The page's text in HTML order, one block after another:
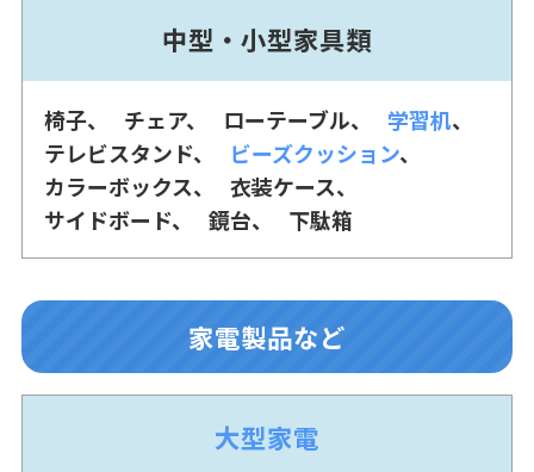
中型・小型家具類
椅子 チェア ローテーブル
学習机
テレビスタンド
ビーズクッション
カラーボックス
衣装ケース
サイドボード
鏡台 下駄箱
家電製品など
大型家電